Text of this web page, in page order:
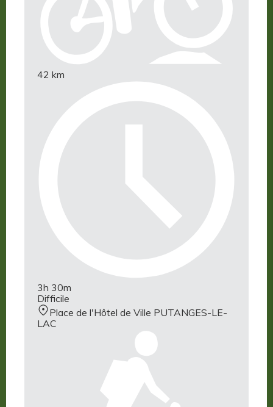
42 km
3h 30m
Difficile
Place de l'Hôtel de Ville PUTANGES-LE-
LAC